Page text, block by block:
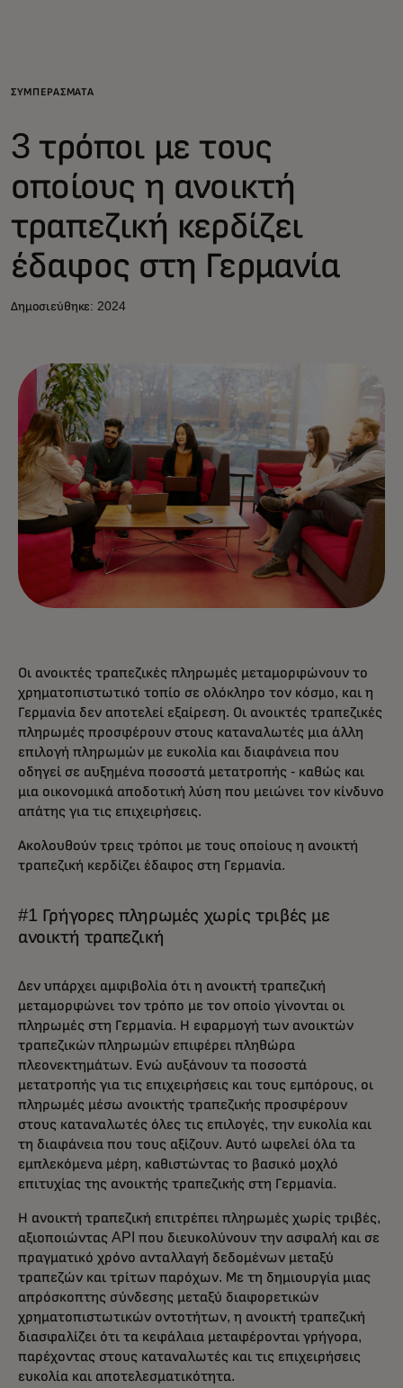
Για επιχειρήσεις
Για τον κόσμο
Για καινοτόμους
Νέα και τάσεις
ΣΥΜΠΕΡΑΣΜΑΤΑ
3 τρόποι με τους
οποίους η ανοικτή
τραπεζική κερδίζει
έδαφος στη Γερμανία
Δημοσιεύθηκε: 2024
Οι ανοικτές τραπεζικές πληρωμές μεταμορφώνουν το
χρηματοπιστωτικό τοπίο σε ολόκληρο τον κόσμο, και η
Γερμανία δεν αποτελεί εξαίρεση. Οι ανοικτές τραπεζικές
πληρωμές προσφέρουν στους καταναλωτές μια άλλη
επιλογή πληρωμών με ευκολία και διαφάνεια που
οδηγεί σε αυξημένα ποσοστά μετατροπής - καθώς και
μια οικονομικά αποδοτική λύση που μειώνει τον κίνδυνο
απάτης για τις επιχειρήσεις.
Ακολουθούν τρεις τρόποι με τους οποίους η ανοικτή
τραπεζική κερδίζει έδαφος στη Γερμανία.
#1 Γρήγορες πληρωμές χωρίς τριβές με
ανοικτή τραπεζική
Δεν υπάρχει αμφιβολία ότι η ανοικτή τραπεζική
μεταμορφώνει τον τρόπο με τον οποίο γίνονται οι
πληρωμές στη Γερμανία. Η εφαρμογή των ανοικτών
τραπεζικών πληρωμών επιφέρει πληθώρα
πλεονεκτημάτων. Ενώ αυξάνουν τα ποσοστά
μετατροπής για τις επιχειρήσεις και τους εμπόρους, οι
πληρωμές μέσω ανοικτής τραπεζικής προσφέρουν
στους καταναλωτές όλες τις επιλογές, την ευκολία και
τη διαφάνεια που τους αξίζουν. Αυτό ωφελεί όλα τα
εμπλεκόμενα μέρη, καθιστώντας το βασικό μοχλό
επιτυχίας της ανοικτής τραπεζικής στη Γερμανία.
Η ανοικτή τραπεζική επιτρέπει πληρωμές χωρίς τριβές,
αξιοποιώντας API που διευκολύνουν την ασφαλή και σε
πραγματικό χρόνο ανταλλαγή δεδομένων μεταξύ
τραπεζών και τρίτων παρόχων. Με τη δημιουργία μιας
απρόσκοπτης σύνδεσης μεταξύ διαφορετικών
χρηματοπιστωτικών οντοτήτων, η ανοικτή τραπεζική
διασφαλίζει ότι τα κεφάλαια μεταφέρονται γρήγορα,
παρέχοντας στους καταναλωτές και τις επιχειρήσεις
ευκολία και αποτελεσματικότητα.